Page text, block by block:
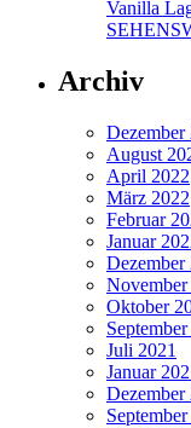
Vanilla
Archiv
Dezember
August
April 2022
März 2022
Februar
Januar
Dezember
November
Oktober
September
Juli 2021
Januar
Dezember